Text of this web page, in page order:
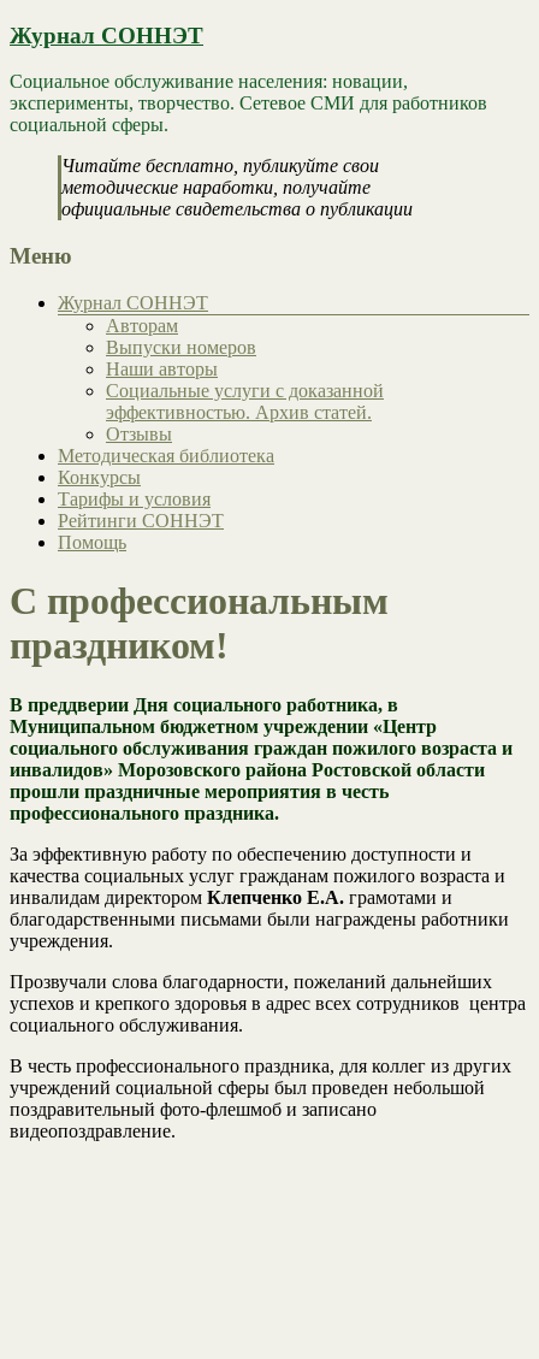
Журнал СОННЭТ
Социальное обслуживание населения: новации,
эксперименты, творчество. Сетевое СМИ для работников
социальной сферы.
Читайте бесплатно, публикуйте свои
методические наработки, получайте
официальные свидетельства о публикации
Меню
Журнал СОННЭТ
Авторам
Выпуски номеров
Наши авторы
Социальные услуги с доказанной
эффективностью. Архив статей.
Отзывы
Методическая библиотека
Конкурсы
Тарифы и условия
Рейтинги СОННЭТ
Помощь
С профессиональным
праздником!
В преддверии Дня социального работника, в
Муниципальном бюджетном учреждении «Центр
социального обслуживания граждан пожилого возраста и
инвалидов» Морозовского района Ростовской области
прошли праздничные мероприятия в честь
профессионального праздника.
За эффективную работу по обеспечению доступности и
качества социальных услуг гражданам пожилого возраста и
инвалидам директором Клепченко Е.А. грамотами и
благодарственными письмами были награждены работники
учреждения.
Прозвучали слова благодарности, пожеланий дальнейших
успехов и крепкого здоровья в адрес всех сотрудников центра
социального обслуживания.
В честь профессионального праздника, для коллег из других
учреждений социальной сферы был проведен небольшой
поздравительный фото-флешмоб и записано
видеопоздравление.